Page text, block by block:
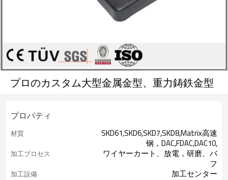
プロのカスタム大型金属金型、重力鋳鉄金型
プロパティ
材質
SKD61,SKD6,SKD7,SKD8,Matrix高速
钢，DAC,FDAC,DAC10,
加工プロセス
ワイヤーカート、放電，研磨、バ
フ
加工設備 加工センター